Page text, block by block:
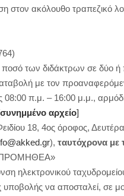
στον ακόλουθο
των διδάκτρων σε δύο ή
με τον
π.μ. – 16:00 μ.μ.,
συνημμένο αρχείο]
18, 4ος όροφος,
), ταυτόχρονα με
«ΠΡΟΜΗΘΕΑ»
ηλεκτρονικού
υποβολής να αποσταλεί,